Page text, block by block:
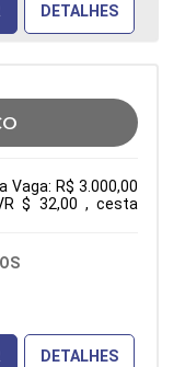
DETALHES
Vaga: R$ 3.000,00
$ 32,00 , cesta
via fone, e-mail
eventos. Tipo de
Brasil Área de
Período:
DETALHES